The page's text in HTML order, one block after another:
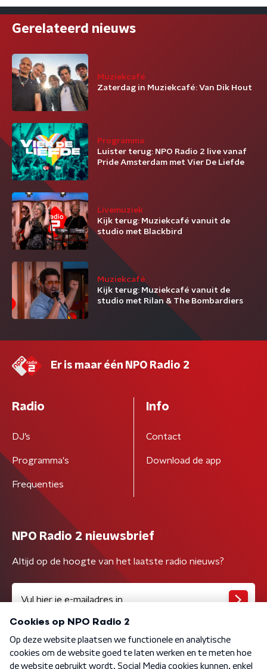
Gerelateerd nieuws
Muziekcafé
Zaterdag in Muziekcafé: Van Dik Hout
Programma
Luister terug: NPO Radio 2 live vanaf
Pride Amsterdam met Vier De Liefde
Livemuziek
Kijk terug: Muziekcafé vanuit de
studio met Blackbird
Muziekcafé
Kijk terug: Muziekcafé vanuit de
studio met Rilan & The Bombardiers
Er is maar één NPO Radio 2
Radio
DJ’s
Programma's
Frequenties
Info
Contact
Download de app
NPO Radio 2 nieuwsbrief
Altijd op de hoogte van het laatste radio nieuws?